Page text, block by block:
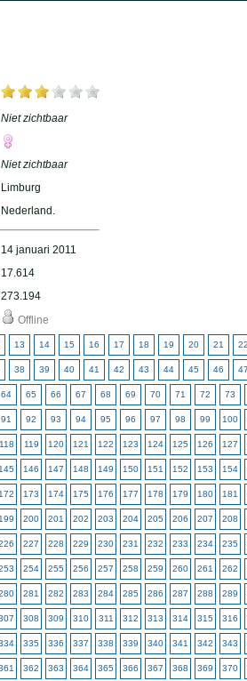
Niet zichtbaar
Niet zichtbaar
Limburg
Nederland.
14 januari 2011
17.614
273.194
Offline
13 14 15 16 17 18 19 20 21 22
38 39 40 41 42 43 44 45 46 47
64 65 66 67 68 69 70 71 72 73
91 92 93 94 95 96 97 98 99 100
118 119 120 121 122 123 124 125 126 127
145 146 147 148 149 150 151 152 153 154
172 173 174 175 176 177 178 179 180 181
199 200 201 202 203 204 205 206 207 208
227 228 229 230 231 232 233 234 235
254 255 256 257 258 259 260 261 262
281 282 283 284 285 286 287 288 289
308 309 310 311 312 313 314 315 316
335 336 337 338 339 340 341 342 343
362 363 364 365 366 367 368 369 370